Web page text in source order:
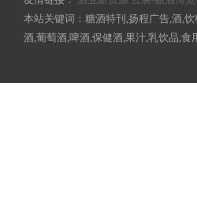
本站关键词：糖酒特刊,扬程广告,酒,
酒,葡萄酒,啤酒,保健酒,果汁,乳饮品,食